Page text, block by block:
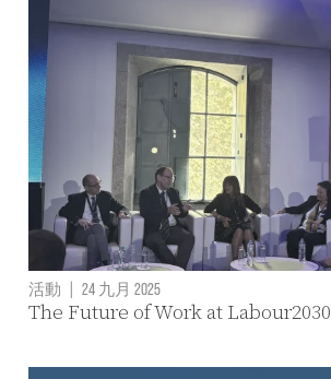
活動 | 24 九月 2025
The Future of Work at Labour2030